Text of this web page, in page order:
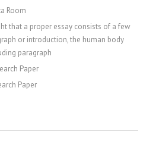
Room
that a proper essay consists of a few
or introduction, the human body
paragraph
Paper
Paper